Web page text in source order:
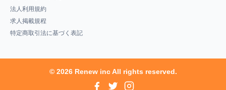
法人利用規約
求人掲載規程
特定商取引法に基づく表記
© 2026 Renew inc All rights reserved.